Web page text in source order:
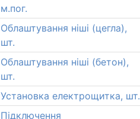
м.пог.
Облаштування ніші (цегла),
шт.
Облаштування ніші (бетон),
шт.
Установка електрощитка, шт.
Підключення